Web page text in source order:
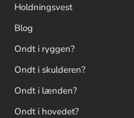
Holdningsvest
Blog
Ondt i ryggen?
Ondt i skulderen?
Ondt i lænden?
Ondt i hovedet?